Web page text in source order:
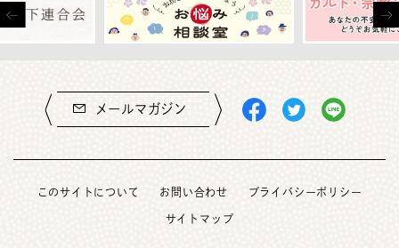
メールマガジン
このサイトについて お問い合わせ プライバシーポリシー
サイトマップ